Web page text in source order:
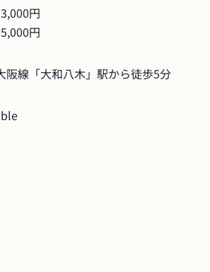
円
円
阪線「大和八木」駅から徒歩5分